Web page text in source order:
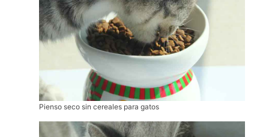
Pienso seco sin cereales para gatos